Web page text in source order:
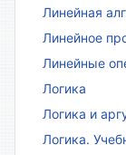
Линейная
Линейное
Линейные
Логика
Логика и
Логика.